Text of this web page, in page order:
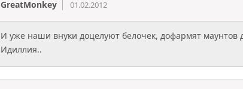
GreatMonkey 01.02.2012
И уже наши внуки доцелуют белочек, дофармят маунтов
Идиллия..